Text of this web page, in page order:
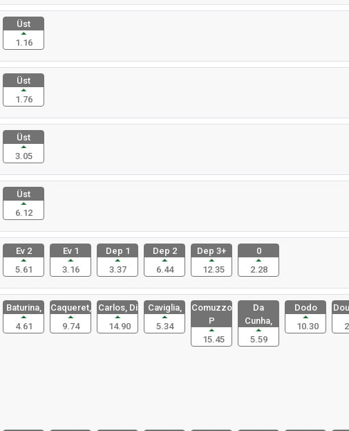
Üst
1.16
Üst
1.76
Üst
3.05
Üst
6.12
Ev 2
5.61
Ev 1
3.16
Dep 1
3.37
Dep 2
6.44
Dep 3+
12.35
0
2.28
Baturina,
4.61
Caqueret,
9.74
Carlos, Di
14.90
Caviglia,
5.34
Comuzzo,
P
15.45
Da
Cunha,
5.59
Dodo
10.30